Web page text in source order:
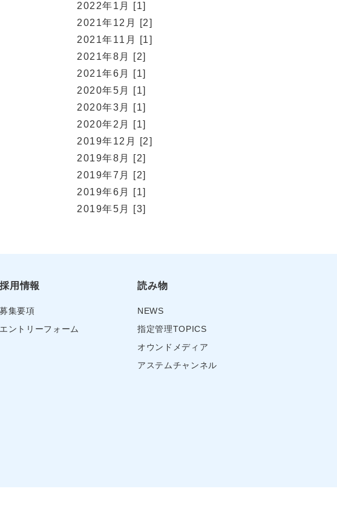
2022年1月 [1]
2021年12月 [2]
2021年11月 [1]
2021年8月 [2]
2021年6月 [1]
2020年5月 [1]
2020年3月 [1]
2020年2月 [1]
2019年12月 [2]
2019年8月 [2]
2019年7月 [2]
2019年6月 [1]
2019年5月 [3]
採用情報
募集要項
エントリーフォーム
読み物
NEWS
指定管理TOPICS
オウンドメディア
アステムチャンネル